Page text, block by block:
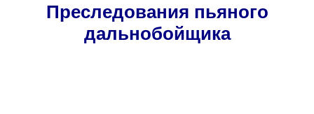
Преследования пьяного
дальнобойщика